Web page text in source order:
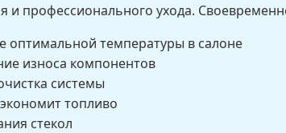
профессионального ухода.
оптимальной температуры в салоне
износа компонентов
системы
топливо
стекол